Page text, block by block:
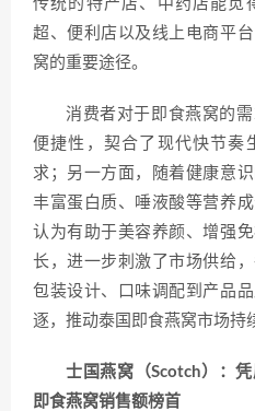
传统的特产店、中药店能觅
超、便利店以及线上电商平
窝的重要途径。
消费者对于即食燕窝的
便捷性，契合了现代快节奏
求；另一方面，随着健康意
丰富蛋白质、唾液酸等营养
认为有助于美容养颜、增强
长，进一步刺激了市场供给
包装设计、口味调配到产品
逐，推动泰国即食燕窝市场持
士国燕窝（Scotch）：
即食燕窝销售额榜首